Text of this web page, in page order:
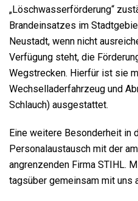
„Löschwasserförderung“
Brandeinsatzes im
Neustadt, wenn nicht
Verfügung steht, die
Wegstrecken. Hierfür ist sie
Wechselladerfahrzeug und
Schlauch) ausgestattet.
Eine weitere Besonderheit in
Personalaustausch mit der
angrenzenden Firma STIHL.
tagsüber gemeinsam mit uns